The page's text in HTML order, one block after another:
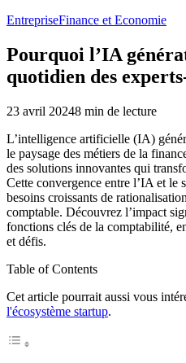
EntrepriseFinance et Economie
Pourquoi l’IA
quotidien des
23 avril 20248 min de lecture
L’intelligence artificielle (IA)
le paysage des métiers de la
des solutions innovantes qui
Cette convergence entre l’IA et le
besoins croissants de
comptable. Découvrez l’impact
fonctions clés de la comptabilité,
et défis.
Table of Contents
Cet article pourrait aussi vous
l'écosystème startup.